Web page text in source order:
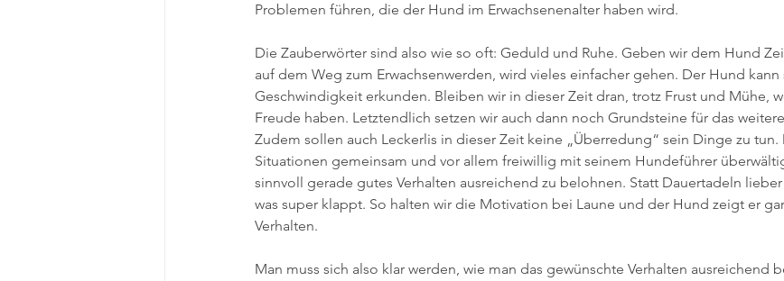
Problemen führen, die der Hund im Erwachsenenalter haben wird.
Die Zauberwörter sind also wie so oft: Geduld und Ruhe. Geben wir dem Hund
auf dem Weg zum Erwachsenwerden, wird vieles einfacher gehen. Der Hund
Geschwindigkeit erkunden. Bleiben wir in dieser Zeit dran, trotz Frust und Mühe,
Freude haben. Letztendlich setzen wir auch dann noch Grundsteine für das
Zudem sollen auch Leckerlis in dieser Zeit keine „Überredung“ sein Dinge zu tun.
Situationen gemeinsam und vor allem freiwillig mit seinem Hundeführer
sinnvoll gerade gutes Verhalten ausreichend zu belohnen. Statt Dauertadeln
was super klappt. So halten wir die Motivation bei Laune und der Hund zeigt er
Verhalten.
Man muss sich also klar werden, wie man das gewünschte Verhalten ausreichend